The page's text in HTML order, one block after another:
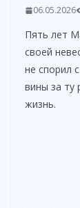
06.05.2026
Пять лет
своей
не спорил
вины за ту
жизнь.